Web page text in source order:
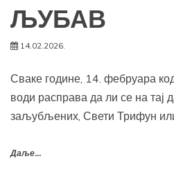
ЉУБАВ
14.02.2026.
Сваке године, 14. фебруара
води расправа да ли се на тај
заљубљених, Свети Трифун
Даље...